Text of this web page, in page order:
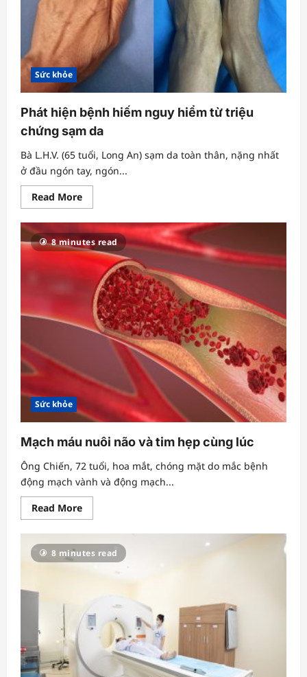
Sức khỏe
Phát hiện bệnh hiếm nguy hiểm từ triệu
chứng sạm da
Bà L.H.V. (65 tuổi, Long An) sạm da toàn thân, nặng nhất
ở đầu ngón tay, ngón...
Read MoreRead
more
Phát
hiện
bệnh
hiếm
nguy
hiểm
từ
triệu
chứng
sạm
da
8 minutes read
Sức khỏe
Mạch máu nuôi não và tim hẹp cùng lúc
Ông Chiến, 72 tuổi, hoa mắt, chóng mặt do mắc bệnh
động mạch vành và động mạch...
Read MoreRead
more
Mạch
máu
nuôi
não
lúc
8 minutes read